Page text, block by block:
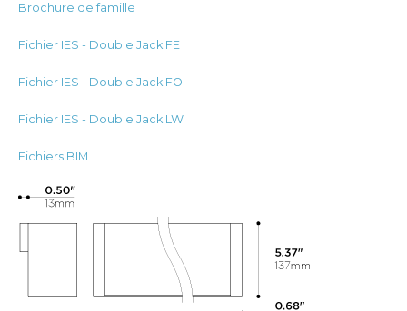
Brochure de famille
Fichier IES - Double Jack FE
Fichier IES - Double Jack FO
Fichier IES - Double Jack LW
Fichiers BIM